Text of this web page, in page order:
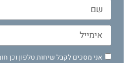
אני מסכים לקבל שיחות טלפון וכן